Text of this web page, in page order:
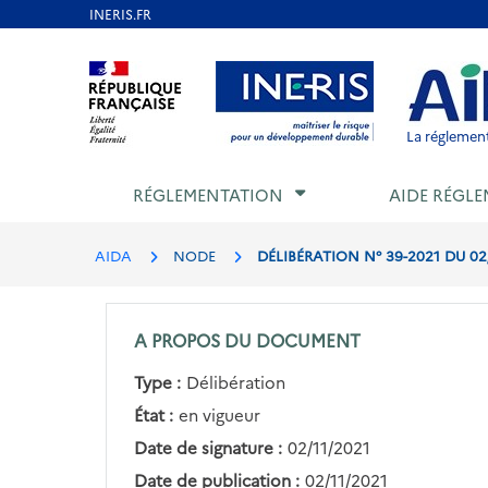
Aller au contenu Aller au menu Aller au
La
RÉGLEMENTATION AIDE
AIDA NODE DÉLIBÉRATION N° 39-2021 DU
A PROPOS DU DOCUMENT
Type : Délibération
État : en vigueur
Date de signature : 02/11/2021
Date de publication : 02/11/2021